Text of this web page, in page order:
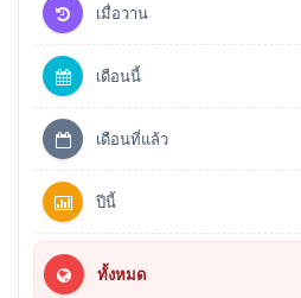
เมื่อวาน
เดือนนี้
เดือนที่แล้ว
ปีนี้
ทั้งหมด